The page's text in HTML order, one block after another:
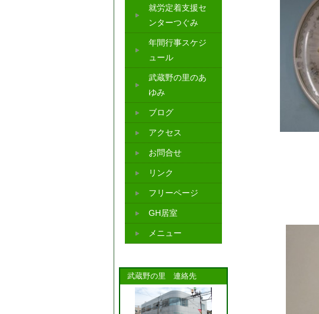
就労定着支援セ
ンターつぐみ
年間行事スケジ
ュール
武蔵野の里のあ
ゆみ
ブログ
アクセス
お問合せ
リンク
フリーページ
GH居室
メニュー
武蔵野の里 連絡先